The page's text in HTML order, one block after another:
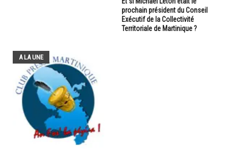
prochain président du Conseil
Exécutif de la Collectivité
Territoriale de Martinique ?
A LA UNE